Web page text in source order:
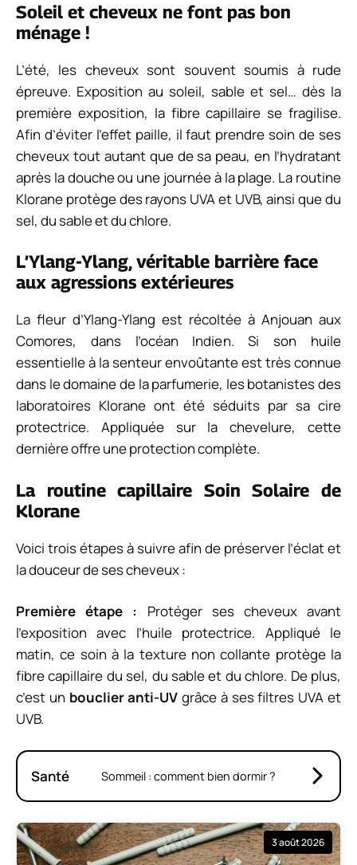
Soleil et cheveux ne font pas bon
ménage !
L’été, les cheveux sont souvent soumis à rude
épreuve. Exposition au soleil, sable et sel… dès la
première exposition, la fibre capillaire se fragilise.
Afin d’éviter l’effet paille, il faut prendre soin de ses
cheveux tout autant que de sa peau, en l’hydratant
après la douche ou une journée à la plage. La routine
Klorane protège des rayons UVA et UVB, ainsi que du
sel, du sable et du chlore.
L’Ylang-Ylang, véritable barrière face
aux agressions extérieures
La fleur d’Ylang-Ylang est récoltée à Anjouan aux
Comores, dans l’océan Indien. Si son huile
essentielle à la senteur envoûtante est très connue
dans le domaine de la parfumerie, les botanistes des
laboratoires Klorane ont été séduits par sa cire
protectrice. Appliquée sur la chevelure, cette
dernière offre une protection complète.
La routine capillaire Soin Solaire de
Klorane
Voici trois étapes à suivre afin de préserver l’éclat et
la douceur de ses cheveux :
Première étape : Protéger ses cheveux avant
l’exposition avec l’huile protectrice. Appliqué le
matin, ce soin à la texture non collante protège la
fibre capillaire du sel, du sable et du chlore. De plus,
c’est un bouclier anti-UV grâce à ses filtres UVA et
UVB.
Santé Sommeil : comment bien dormir ?
3 août 2026